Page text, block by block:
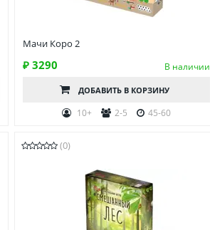
Мачи Коро 2
₽ 3290 В наличии
ДОБАВИТЬ В КОРЗИНУ
10+ 2-5 45-60
(0)